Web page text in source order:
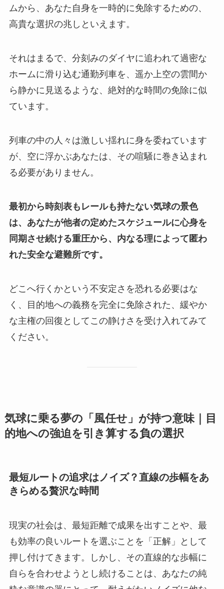
ムから、あなた自身を一時的に免除するための、
高貴な選択の兆しといえます。
それはまるで、分刻みのダイヤに追われて過密な
ホームに滑り込む通勤列車を、遥か上空の雲間か
ら静かに見送るような、絶対的な時間の免除に似
ています。
列車の中の人々は激しい揺れに身を委ねています
が、空に浮かぶあなたは、その喧騒に巻き込まれ
る必要がありません。
最初から時刻表もレールも持たない気球の景色
は、あなたが他者の定めたスケジュールに心身を
同期させ続ける重圧から、内なる理によって匿わ
れた安全な避難所です。
どこへ行くかという不安定さを恐れる必要はな
く、目的地への義務を完全に免除された、緩やか
な主権の回復としてこの静けさを受け入れてみて
ください。
気球に乗る夢の「風任せ」が持つ意味｜目
的地への強迫を引き算する負の選択
最短ルートの追求はノイズ？直線の歩幅をあ
きらめる贅沢な時間
現実の社会は、最短距離で成果を出すことや、最
も効率の良いルートを選ぶことを「正解」として
押し付けてきます。しかし、その直線的な歩幅に
自らを合わせようとし続けることは、あなたの純